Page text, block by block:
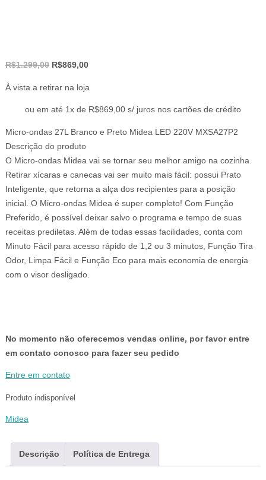
R$1.299,00 O
original
era:
R$869,00O
atual
é:
À vista a retirar na loja
ou em até 1x de R$869,00 s/ juros nos cartões de crédito
Micro-ondas 27L Branco e Preto Midea LED 220V MXSA27P2
Descrição do produto
O Micro-ondas Midea vai se tornar seu melhor amigo na cozinha.
Retirar xícaras e canecas vai ser muito mais fácil: possui Prato
Inteligente, que retorna a alça dos recipientes para a posição
inicial. O Micro-ondas Midea é super completo! Com Função
Preferido, é possível deixar salvo o programa e tempo de suas
receitas prediletas. Além de todas essas facilidades, conta com
Minuto Fácil para acesso rápido de 1,2 ou 3 minutos, Função Tira
Odor, Limpa Fácil e Função Eco para mais economia de energia
com o visor desligado.
No momento não oferecemos vendas online, por favor entre
em contato conosco para fazer seu pedido
Entre em contato
Produto indisponível
Midea
Descrição Política de Entrega